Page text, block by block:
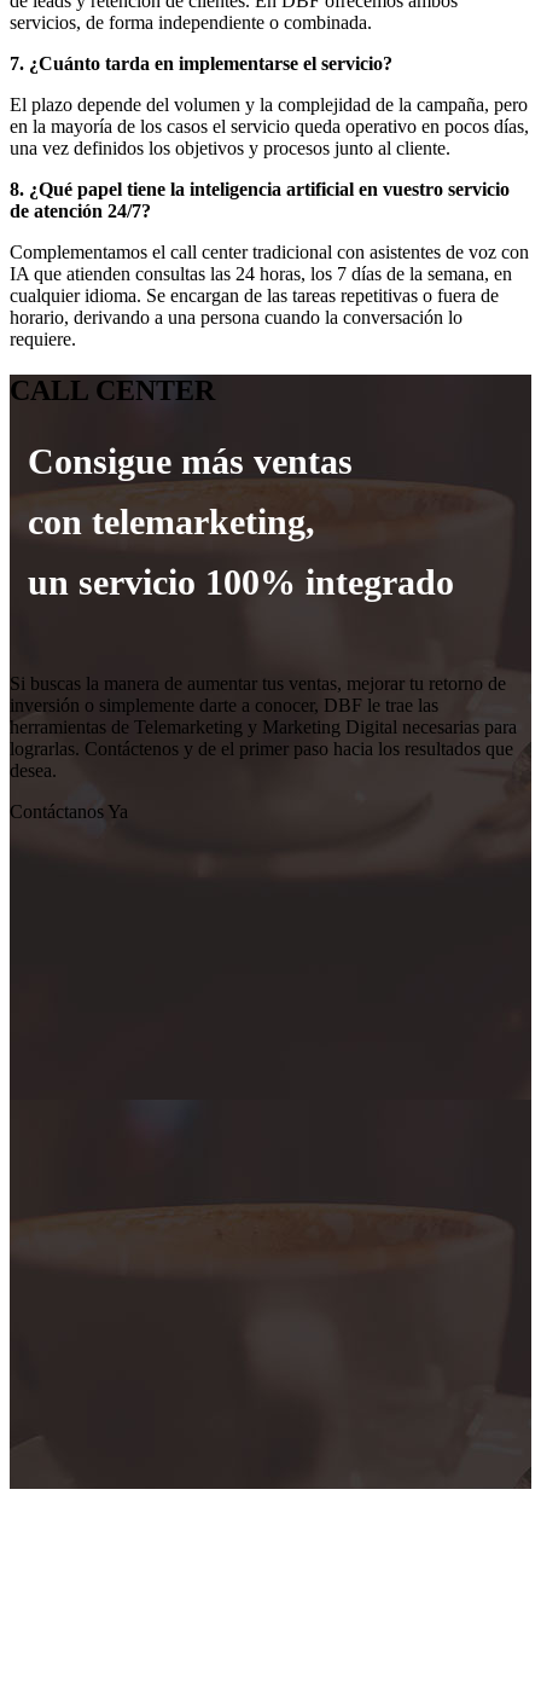
servicios, de forma independiente o combinada.
7. ¿Cuánto tarda en implementarse el servicio?
El plazo depende del volumen y la complejidad de la campaña, pero
en la mayoría de los casos el servicio queda operativo en pocos días,
una vez definidos los objetivos y procesos junto al cliente.
8. ¿Qué papel tiene la inteligencia artificial en vuestro servicio
de atención 24/7?
Complementamos el call center tradicional con asistentes de voz con
IA que atienden consultas las 24 horas, los 7 días de la semana, en
cualquier idioma. Se encargan de las tareas repetitivas o fuera de
horario, derivando a una persona cuando la conversación lo
requiere.
CALL CENTER
Consigue más ventas
con telemarketing,
un servicio 100% integrado
Si buscas la manera de aumentar tus ventas, mejorar tu retorno de
inversión o simplemente darte a conocer, DBF le trae las
herramientas de Telemarketing y Marketing Digital necesarias para
lograrlas. Contáctenos y de el primer paso hacia los resultados que
desea.
Contáctanos Ya